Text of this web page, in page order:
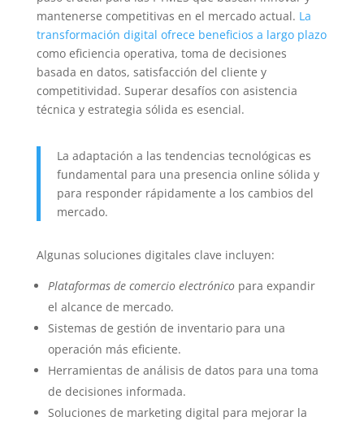
mantenerse competitivas en el mercado actual. La
transformación digital ofrece beneficios a largo plazo
como eficiencia operativa, toma de decisiones
basada en datos, satisfacción del cliente y
competitividad. Superar desafíos con asistencia
técnica y estrategia sólida es esencial.
La adaptación a las tendencias tecnológicas es
fundamental para una presencia online sólida y
para responder rápidamente a los cambios del
mercado.
Algunas soluciones digitales clave incluyen:
Plataformas de comercio electrónicopara expandir
el alcance de mercado.
Sistemas de gestión de inventario para una
operación más eficiente.
Herramientas de análisis de datos para una toma
de decisiones informada.
Soluciones de marketing digital para mejorar la